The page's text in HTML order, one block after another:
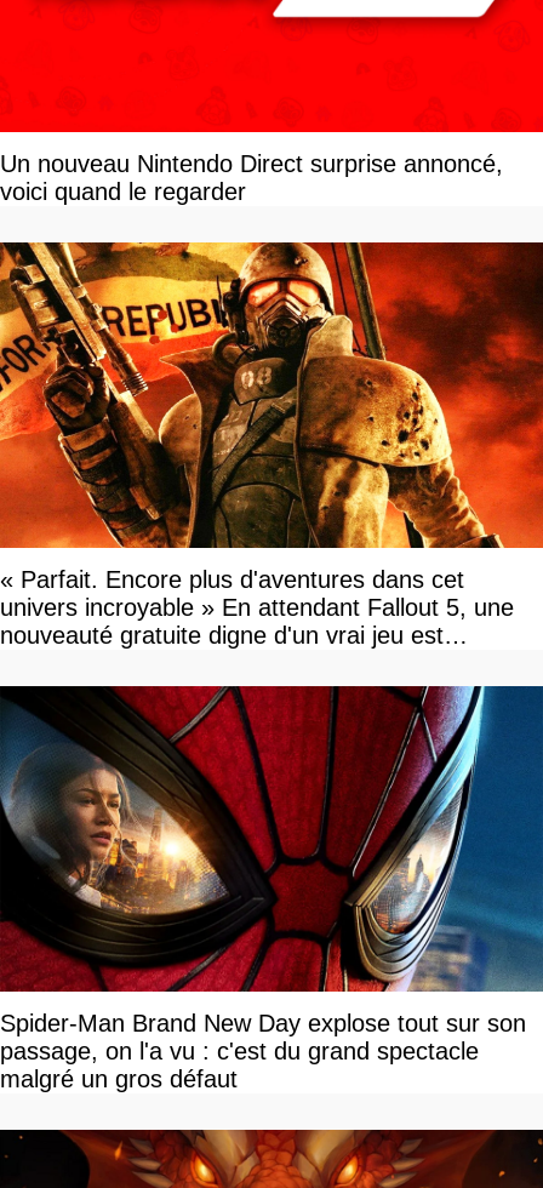
Un nouveau Nintendo Direct surprise annoncé,
voici quand le regarder
« Parfait. Encore plus d'aventures dans cet
univers incroyable » En attendant Fallout 5, une
nouveauté gratuite digne d'un vrai jeu est
Spider-Man Brand New Day explose tout sur son
passage, on l'a vu : c'est du grand spectacle
malgré un gros défaut